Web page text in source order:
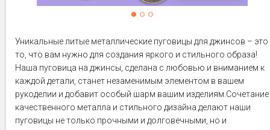
Уникальные литые металлические пуговицы для джинсов – это
то, что вам нужно для создания яркого и стильного образа!
Наша пуговица на джинсы, сделана с любовью и вниманием к
каждой детали, станет незаменимым элементом в вашем
рукоделии и добавит особый шарм вашим изделиям.Сочетание
качественного металла и стильного дизайна делают наши
пуговицы не только прочными и долговечными, но и